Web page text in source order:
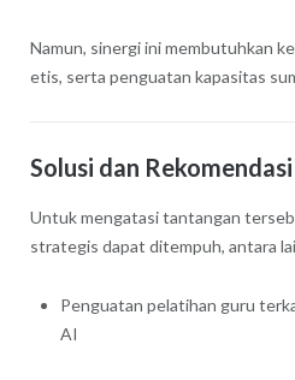
Namun, sinergi ini membutuhkan
etis, serta penguatan kapasitas
Solusi dan
Untuk mengatasi tantangan
strategis dapat ditempuh, antara
Penguatan pelatihan guru
AI